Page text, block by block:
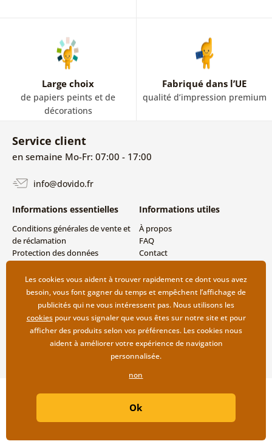
Large choix
de papiers peints et de
décorations
Fabriqué dans l’UE
qualité d’impression premium
Service client
en semaine Mo-Fr: 07:00 - 17:00
info@dovido.fr
Informations essentielles
Conditions générales de vente et
de réclamation
Protection des données
Modes de livraison et de
paiement
Retour des produits
Informations utiles
À propos
FAQ
Contact
Copyright ©2019 © Dovido.fr.
| Boutique en ligne créée par
Les cookies vous aident à trouver rapidement ce dont vous avez
besoin, vous font gagner du temps et empêchent l’affichage de
publicités qui ne vous intéressent pas. Nous utilisons les
cookiespour vous signaler que vous êtes sur notre site et pour
afficher des produits selon vos préférences. Les cookies nous
aident à améliorer votre expérience de navigation
personnalisée.
non
Ok